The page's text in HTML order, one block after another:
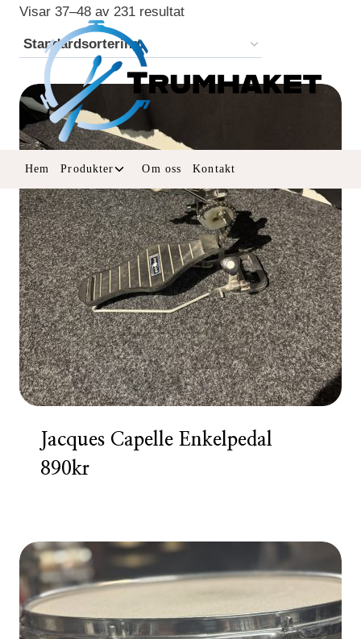
Skip
content
Hem Produkter
Toggle
menu
Om oss Kontakt
Visar 37–48 av 231 resultat
Jacques Capelle Enkelpedal
890kr